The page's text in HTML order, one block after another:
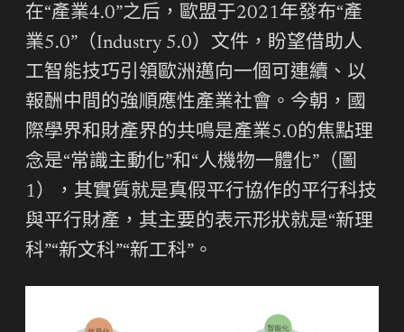
在“產業4.0”之后，歐盟于2021年發布“產
業5.0”（Industry 5.0）文件，盼望借助人
工智能技巧引領歐洲邁向一個可連續、以
報酬中間的強順應性產業社會。今朝，國
際學界和財產界的共鳴是產業5.0的焦點理
念是“常識主動化”和“人機物一體化”（圖
1），其實質就是真假平行協作的平行科技
與平行財產，其主要的表示形狀就是“新理
科”“新文科”“新工科”。